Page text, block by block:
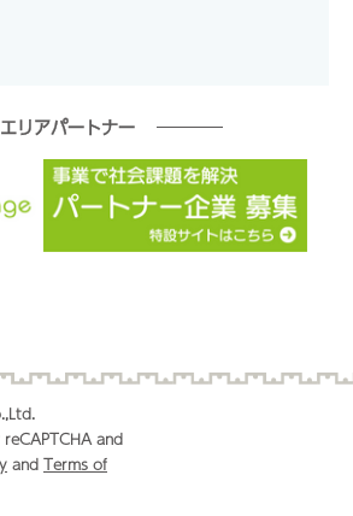
リアパートナー
and
and Terms of